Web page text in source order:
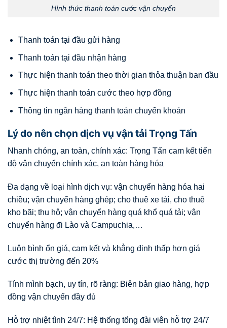
Hình thức thanh toán cước vận chuyển
Thanh toán tại đầu gửi hàng
Thanh toán tại đầu nhận hàng
Thực hiện thanh toán theo thời gian thỏa thuận ban đầu
Thực hiện thanh toán cước theo hợp đồng
Thông tin ngân hàng thanh toán chuyển khoản
Lý do nên chọn dịch vụ vận tải Trọng Tấn
Nhanh chóng, an toàn, chính xác: Trọng Tấn cam kết tiến
độ vận chuyển chính xác, an toàn hàng hóa
Đa dạng về loại hình dịch vụ: vận chuyển hàng hóa hai
chiều; vận chuyển hàng ghép; cho thuê xe tải, cho thuê
kho bãi; thu hộ; vận chuyển hàng quá khổ quá tải; vận
chuyển hàng đi Lào và Campuchia,…
Luôn bình ổn giá, cam kết và khẳng định thấp hơn giá
cước thị trường đến 20%
Tính mình bạch, uy tín, rõ ràng: Biên bản giao hàng, hợp
đồng vận chuyển đầy đủ
Hỗ trợ nhiệt tình 24/7: Hệ thống tổng đài viên hỗ trợ 24/7